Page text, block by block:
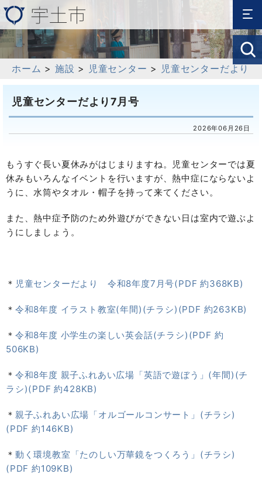
ホーム > 施設 > 児童センター > 児童センターだより
児童センターだより7月号
2026年06月26日
もうすぐ長い夏休みがはじまりますね。児童センターでは夏
休みもいろんなイベントを行いますが、熱中症にならないよ
うに、水筒やタオル・帽子を持って来てください。
また、熱中症予防のため外遊びができない日は室内で遊ぶよ
うにしましょう。
＊ 児童センターだより 令和8年度7月号(PDF 約368KB)
＊ 令和8年度 イラスト教室(年間)(チラシ)(PDF 約263KB)
＊ 令和8年度 小学生の楽しい英会話(チラシ)(PDF 約
506KB)
＊ 令和8年度 親子ふれあい広場「英語で遊ぼう」(年間)(チ
ラシ)(PDF 約428KB)
＊ 親子ふれあい広場「オルゴールコンサート」(チラシ)
(PDF 約146KB)
＊ 動く環境教室「たのしい万華鏡をつくろう」(チラシ)
(PDF 約109KB)